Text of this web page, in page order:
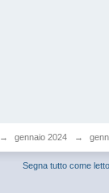
→ gennaio 2024 →
Segna tutto come letto